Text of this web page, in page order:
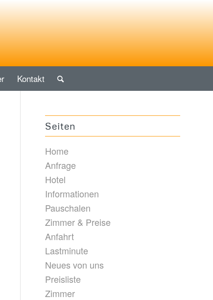
Kontakt
Seiten
Home
Anfrage
Hotel
Informationen
Pauschalen
Zimmer & Preise
Anfahrt
Lastminute
Neues von uns
Preisliste
Zimmer